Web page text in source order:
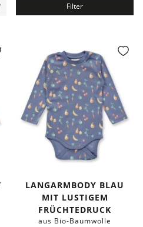
Filter
LANGARMBODY BLAU
MIT LUSTIGEM
FRÜCHTEDRUCK
aus Bio-Baumwolle